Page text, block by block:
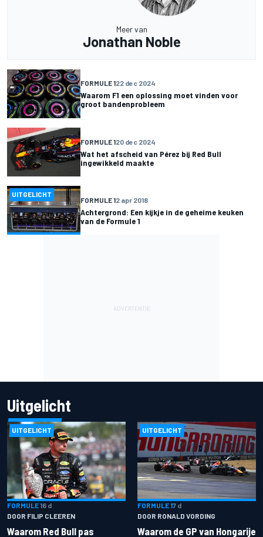
Meer van
Jonathan Noble
FORMULE 122 dec 2024
Waarom F1 een oplossing moet vinden voor
groot bandenprobleem
FORMULE 120 dec 2024
Wat het afscheid van Pérez bij Red Bull
ingewikkeld maakte
UITGELICHT
FORMULE 12 apr 2018
Achtergrond: Een kijkje in de geheime keuken
van de Formule 1
Uitgelicht
UITGELICHT
FORMULE 16 d
DOOR FILIP CLEEREN
Waarom Red Bull pas
UITGELICHT
FORMULE 17 d
DOOR RONALD VORDING
Waarom de GP van Hongarije